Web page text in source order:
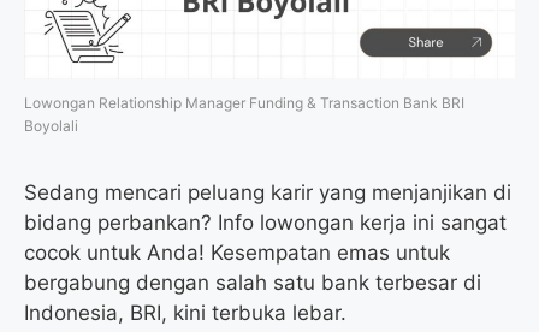
Lowongan Relationship Manager Funding & Transaction Bank BRI
Boyolali
Sedang mencari peluang karir yang menjanjikan di
bidang perbankan? Info lowongan kerja ini sangat
cocok untuk Anda! Kesempatan emas untuk
bergabung dengan salah satu bank terbesar di
Indonesia, BRI, kini terbuka lebar.